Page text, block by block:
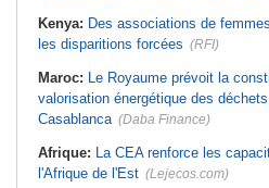
Kenya: Des associations de
les disparitions forcées (RFI)
Maroc: Le Royaume prévoit la
valorisation énergétique des
Casablanca (Daba Finance)
Afrique: La CEA renforce les
l'Afrique de l'Est (Lejecos.com)